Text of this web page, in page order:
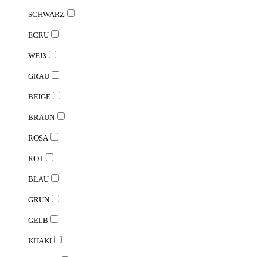
SCHWARZ
ECRU
WEIß
GRAU
BEIGE
BRAUN
ROSA
ROT
BLAU
GRÜN
GELB
KHAKI